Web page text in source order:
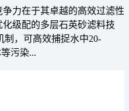
力在于其卓越的高效过滤性
级配的多层石英砂滤料技
制，可高效捕捉水中20-
污染...